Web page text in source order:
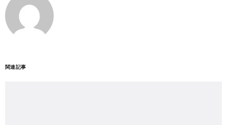
関連記事